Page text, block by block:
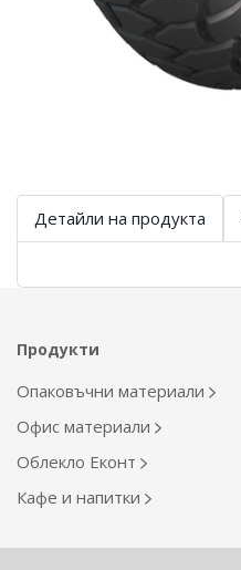
Детайли на продукта
Продукти
Опаковъчни материали
Офис материали
Облекло Еконт
Кафе и напитки